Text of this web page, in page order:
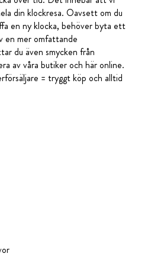
din klockresa. Oavsett om du
en ny klocka, behöver byta ett
en mer omfattande
du även smycken från
av våra butiker och här online.
= tryggt köp och alltid